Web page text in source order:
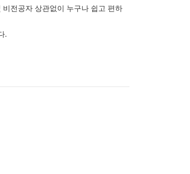
전공자 상관없이 누구나 쉽고 편하
.